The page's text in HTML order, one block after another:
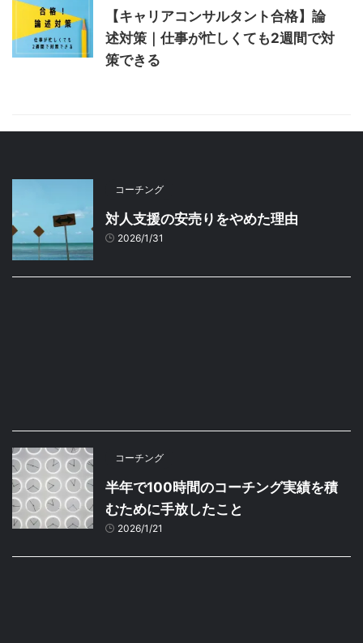
【キャリアコンサルタント合格】論
述対策｜仕事が忙しくても2週間で対
策できる
コーチング
対人支援の安売りをやめた理由
2026/1/31
コーチング
半年で100時間のコーチング実績を積
むために手放したこと
2026/1/21